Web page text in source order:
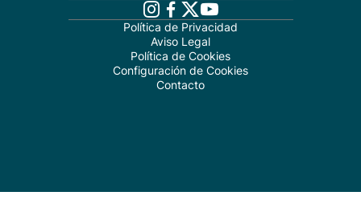
Política de Privacidad
Aviso Legal
Política de Cookies
Configuración de Cookies
Contacto